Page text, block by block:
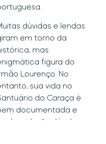
outros negócios
empreendiment
os na cadeia do
turismo
microrregional.
Trata-se, portanto, de
uma estrutura
complexa, com
múltiplas funções,
dúvidas e lendas
em torno da
mas
figura do
Lourenço. No
sua vida no
do Caraça é
documentada e
conhecida. As dúvidas